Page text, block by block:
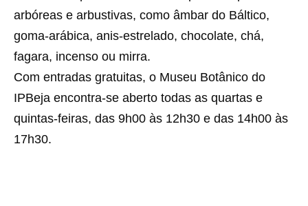
arbóreas e arbustivas, como âmbar do Báltico,
goma-arábica, anis-estrelado, chocolate, chá,
fagara, incenso ou mirra.
Com entradas gratuitas, o Museu Botânico do
IPBeja encontra-se aberto todas as quartas e
quintas-feiras, das 9h00 às 12h30 e das 14h00 às
17h30.